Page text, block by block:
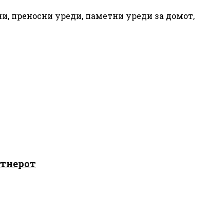
преносни уреди, паметни уреди за домот,